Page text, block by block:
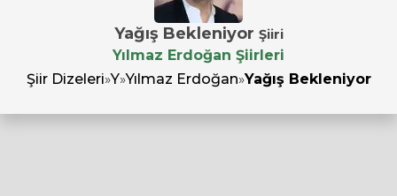
Yağış Bekleniyor Şiiri
Yılmaz Erdoğan Şiirleri
Şiir Dizeleri»Y»Yılmaz Erdoğan»Yağış Bekleniyor